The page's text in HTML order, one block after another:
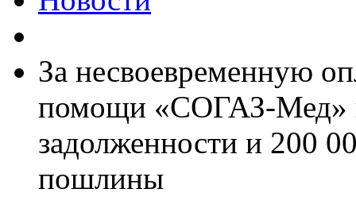
За несвоевременную
помощи «СОГАЗ-Мед»
задолженности и 200
пошлины